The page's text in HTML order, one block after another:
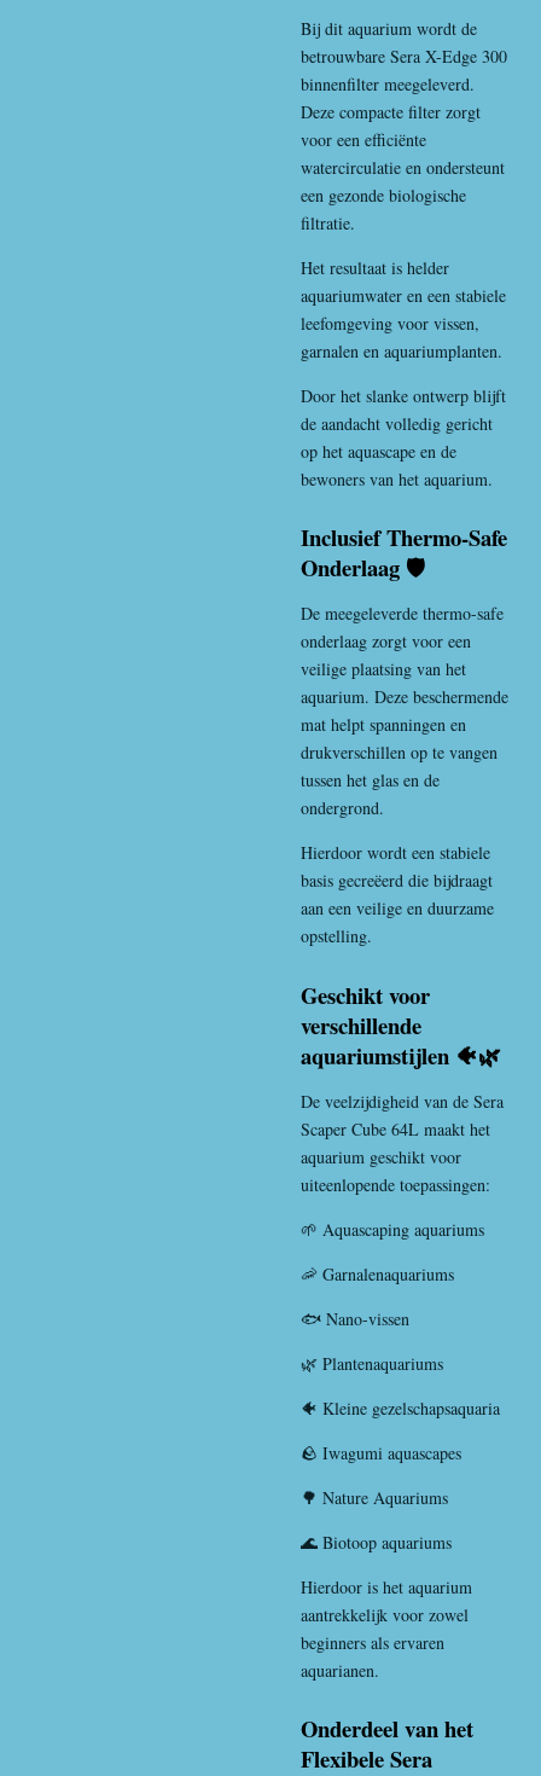
Bij dit aquarium wordt de
betrouwbare Sera X-Edge 300
binnenfilter meegeleverd.
Deze compacte filter zorgt
voor een efficiënte
watercirculatie en ondersteunt
een gezonde biologische
filtratie.
Het resultaat is helder
aquariumwater en een stabiele
leefomgeving voor vissen,
garnalen en aquariumplanten.
Door het slanke ontwerp blijft
de aandacht volledig gericht
op het aquascape en de
bewoners van het aquarium.
Inclusief Thermo-Safe
Onderlaag 🛡️
De meegeleverde thermo-safe
onderlaag zorgt voor een
veilige plaatsing van het
aquarium. Deze beschermende
mat helpt spanningen en
drukverschillen op te vangen
tussen het glas en de
ondergrond.
Hierdoor wordt een stabiele
basis gecreëerd die bijdraagt
aan een veilige en duurzame
opstelling.
Geschikt voor
verschillende
aquariumstijlen 🐠🌿
De veelzijdigheid van de Sera
Scaper Cube 64L maakt het
aquarium geschikt voor
uiteenlopende toepassingen:
🌱 Aquascaping aquariums
🦐 Garnalenaquariums
🐟 Nano-vissen
🌿 Plantenaquariums
🐠 Kleine gezelschapsaquaria
🪨 Iwagumi aquascapes
🌳 Nature Aquariums
🌊 Biotoop aquariums
Hierdoor is het aquarium
aantrekkelijk voor zowel
beginners als ervaren
aquarianen.
Onderdeel van het
Flexibele Sera